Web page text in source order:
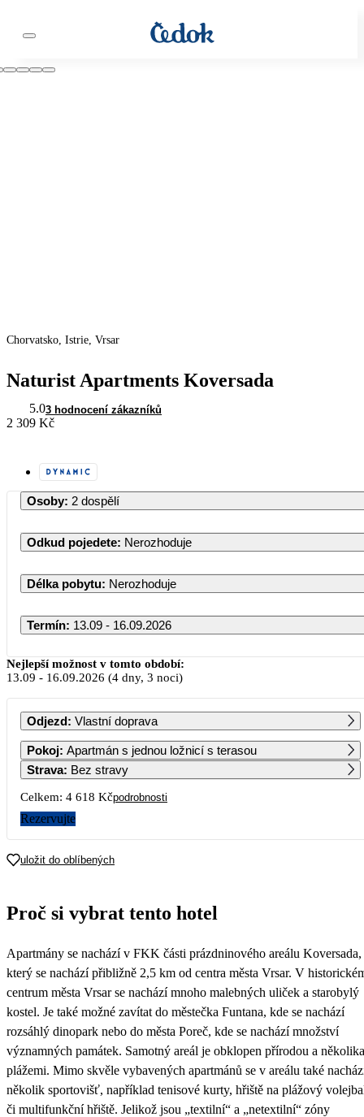
Chorvatsko, Istrie, Vrsar
Naturist Apartments Koversada
5.03 hodnocení zákazníků
2 309 Kč
Osoby: 2 dospělí
Odkud pojedete: Nerozhoduje
Délka pobytu: Nerozhoduje
Termín: 13.09 - 16.09.2026
Září 2026
PO ÚT ST ČT PÁ SO NE
1
4 679
2
4 679
3
4 679
4 5 6
7 8 9 10 11 12 13
2 309 2 309 2 309 2 309
21
28 29 30
Nejlepší možnost v tomto období:
13.09 - 16.09.2026 (4 dny, 3 noci)
Odjezd: Vlastní doprava
Pokoj:
Apartmán s jednou ložnicí s terasou
Strava: Bez stravy
Celkem: 4 618 Kčpodrobnosti
Rezervujte
uložit do oblíbených
Proč si vybrat tento hotel
Apartmány se nachází v FKK části prázdninového areálu Koversada,
který se nachází přibližně 2,5 km od centra města Vrsar. V
centrum města Vrsar se nachází mnoho malebných uliček a starobylý
kostel. Je také možné zavítat do městečka Funtana, kde se nachází
rozsáhlý dinopark nebo do města Poreč, kde se nachází množství
významných památek. Samotný areál je obklopen přírodou a několika
plážemi. Mimo skvěle vybavených apartmánů se v areálu také
několik sportovišť, například tenisové kurty, hřiště na plážový
či multifunkční hřiště. Jelikož jsou „textilní“ a „netextilní“ zóny